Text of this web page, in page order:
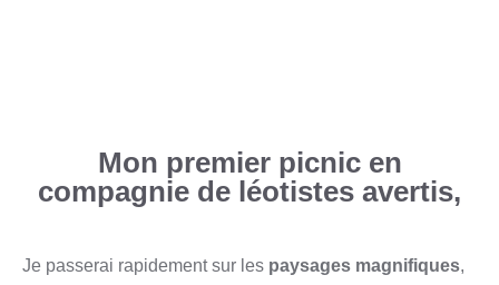
Mon premier picnic en
compagnie de léotistes avertis,
Je passerai rapidement sur les paysages magnifiques,